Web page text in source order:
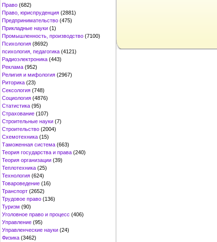
Право (682)
Право, юриспруденция (2881)
Предпринимательство (475)
Прикладные науки (1)
Промышленность, производство (7100)
Психология (8692)
психология, педагогика (4121)
Радиоэлектроника (443)
Реклама (952)
Религия и мифология (2967)
Риторика (23)
Сексология (748)
Социология (4876)
Статистика (95)
Страхование (107)
Строительные науки (7)
Строительство (2004)
Схемотехника (15)
Таможенная система (663)
Теория государства и права (240)
Теория организации (39)
Теплотехника (25)
Технология (624)
Товароведение (16)
Транспорт (2652)
Трудовое право (136)
Туризм (90)
Уголовное право и процесс (406)
Управление (95)
Управленческие науки (24)
Физика (3462)